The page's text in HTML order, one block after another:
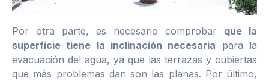
Por otra parte, es necesario comprobar que la
superficie tiene la inclinación necesaria para la
evacuación del agua, ya que las terrazas y cubiertas
que más problemas dan son las planas. Por último,